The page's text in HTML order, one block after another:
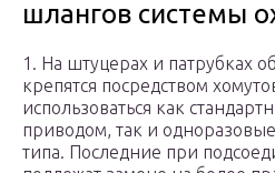
шлангов системы
1. На штуцерах и патрубках
крепятся посредством
использоваться как
приводом, так и
типа. Последние при